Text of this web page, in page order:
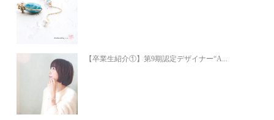
【卒業生紹介①】第9期認定デザイナー“A...